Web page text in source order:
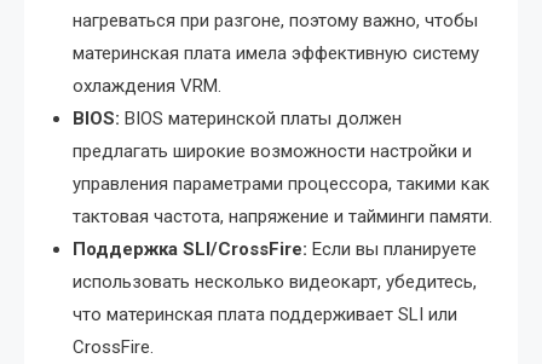
нагреваться при разгоне, поэтому важно, чтобы
материнская плата имела эффективную систему
охлаждения VRM.
BIOS: BIOS материнской платы должен
предлагать широкие возможности настройки и
управления параметрами процессора, такими как
тактовая частота, напряжение и тайминги памяти.
Поддержка SLI/CrossFire: Если вы планируете
использовать несколько видеокарт, убедитесь,
что материнская плата поддерживает SLI или
CrossFire.